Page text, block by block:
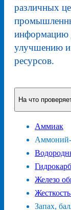
различных
информацию
улучшению и
ресурсов.
На что
Аммиак
Железо
Запах,